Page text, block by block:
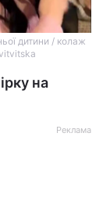
дитини / колаж
на
Реклама